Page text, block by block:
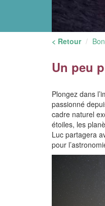
< Retour
Un peu
Plongez dans
passionné
cadre naturel
étoiles, les
Luc partagera
pour